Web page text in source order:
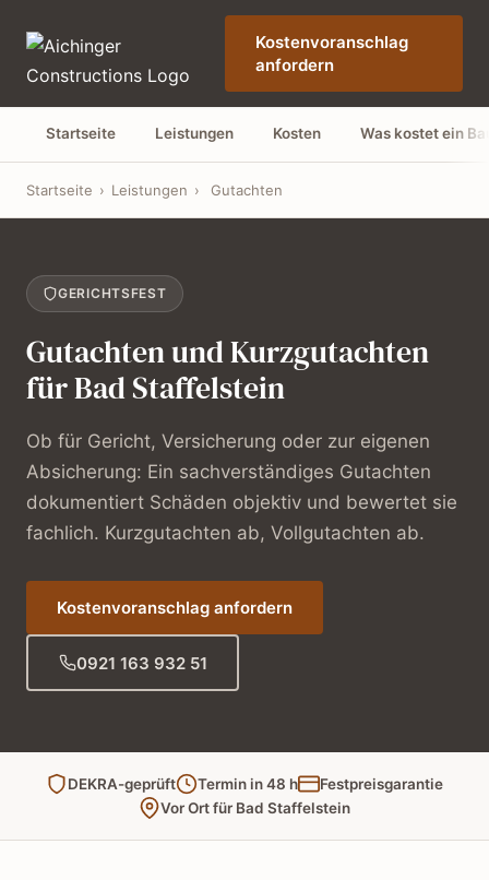
Kostenvoranschlag
anfordern
Startseite Leistungen Kosten Was kostet ein
Startseite › Leistungen › Gutachten
GERICHTSFEST
Gutachten und Kurzgutachten
für Bad Staffelstein
Ob für Gericht, Versicherung oder zur eigenen
Absicherung: Ein sachverständiges Gutachten
dokumentiert Schäden objektiv und bewertet sie
fachlich. Kurzgutachten ab, Vollgutachten ab.
Kostenvoranschlag anfordern
0921 163 932 51
DEKRA-geprüft Termin in 48 h
Festpreisgarantie
Vor Ort für Bad Staffelstein